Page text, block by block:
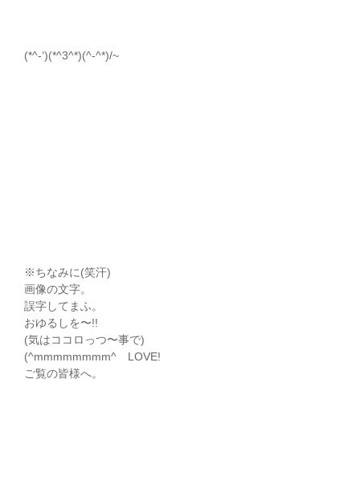
(*^-‘)(*^3^*)(^-^*)/~
※ちなみに(笑汗)
画像の文字。
誤字してまふ。
おゆるしを〜!!
(気はココロっつ〜事で)
(^mmmmmmmm^ゞLOVE!
ご覧の皆様へ。